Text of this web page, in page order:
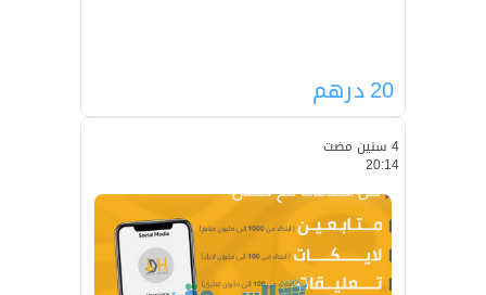
20درهم
4 سنين مضت
20:14